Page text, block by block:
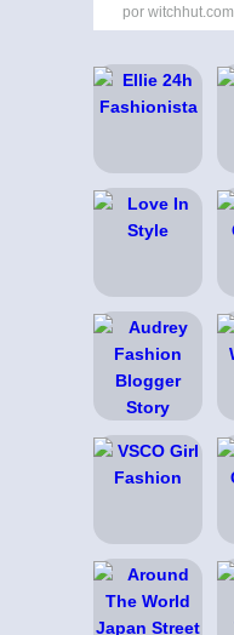
por witchhut.com